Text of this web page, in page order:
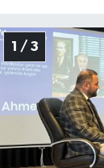
1 / 3